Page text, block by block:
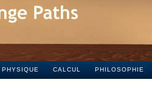
PHYSIQUE CALCUL PHILOSOPHIE